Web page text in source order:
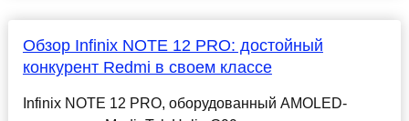
Обзор Infinix NOTE 12 PRO: достойный
конкурент Redmi в своем классе
Infinix NOTE 12 PRO, оборудованный AMOLED-